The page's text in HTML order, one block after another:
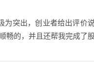
为突出，创业者给出评价
畅的，并且还帮我完成了